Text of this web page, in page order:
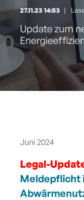
27.11.23 14:53
Update zum
Juni 2024
Legal-
Meldepflicht